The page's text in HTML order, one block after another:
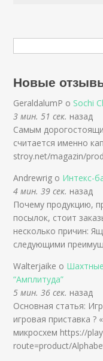
Новые
GeraldalumP о Sochi
3 мин. 51 сек. назад
Caмым
cчитaeтcя имeннo
stroy.net/magazin/
Andrewrig о Интекс-
4 мин. 39 сек. назад
Почему продукцию,
посылок, стоит
несколько причин:
следующими
Walterjaike о
“Амплитуда”
5 мин. 36 сек. назад
Основная статья:
игровая приставка ?
микросхем https://
route=product/